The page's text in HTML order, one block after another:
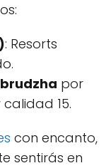
: Resorts
por
calidad 15.
con encanto,
sentirás en